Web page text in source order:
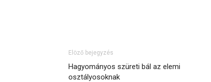
Elöző bejegyzés
Hagyományos szüreti bál az elemi
osztályosoknak